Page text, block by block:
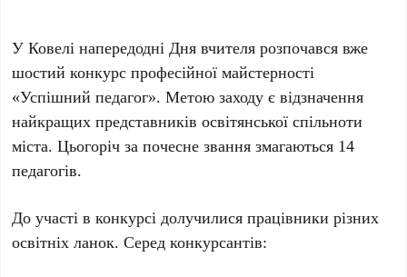
У Ковелі напередодні Дня вчителя розпочався вже
шостий конкурс професійної майстерності
«Успішний педагог». Метою заходу є відзначення
найкращих представників освітянської спільноти
міста. Цьогоріч за почесне звання змагаються 14
педагогів.
До участі в конкурсі долучилися працівники різних
освітніх ланок. Серед конкурсантів: